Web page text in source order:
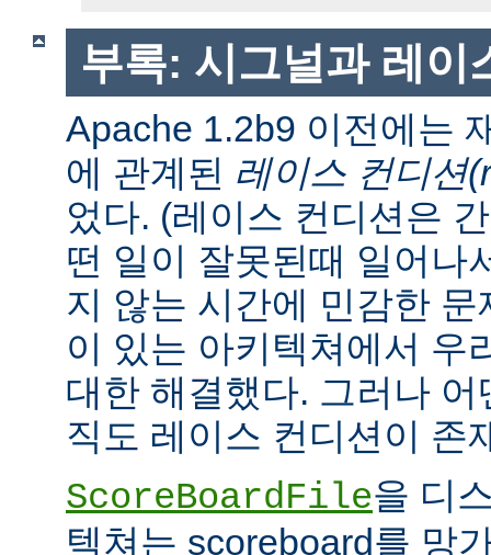
부록: 시그널과 레이
Apache 1.2b9 이전에는
에 관계된 레이스 컨디션
었다. (레이스 컨디션은
떤 일이 잘못된때 일어나
지 않는 시간에 민감한
이 있는 아키텍쳐에서 우
대한 해결했다. 그러나
직도 레이스 컨디션이 존
ScoreBoardFile을 디
텍쳐는 scoreboard를 망